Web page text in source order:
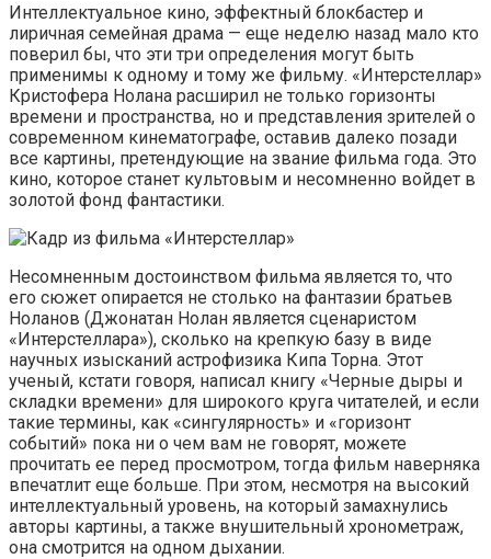
Интеллектуальное кино, эффектный блокбастер и
лиричная семейная драма — еще неделю назад мало кто
поверил бы, что эти три определения могут быть
применимы к одному и тому же фильму. «Интерстеллар»
Кристофера Нолана расширил не только горизонты
времени и пространства, но и представления зрителей о
современном кинематографе, оставив далеко позади
все картины, претендующие на звание фильма года. Это
кино, которое станет культовым и несомненно войдет в
золотой фонд фантастики.
Несомненным достоинством фильма является то, что
его сюжет опирается не столько на фантазии братьев
Ноланов (Джонатан Нолан является сценаристом
«Интерстеллара»), сколько на крепкую базу в виде
научных изысканий астрофизика Кипа Торна. Этот
ученый, кстати говоря, написал книгу «Черные дыры и
складки времени» для широкого круга читателей, и если
такие термины, как «сингулярность» и «горизонт
событий» пока ни о чем вам не говорят, можете
прочитать ее перед просмотром, тогда фильм наверняка
впечатлит еще больше. При этом, несмотря на высокий
интеллектуальный уровень, на который замахнулись
авторы картины, а также внушительный хронометраж,
она смотрится на одном дыхании.